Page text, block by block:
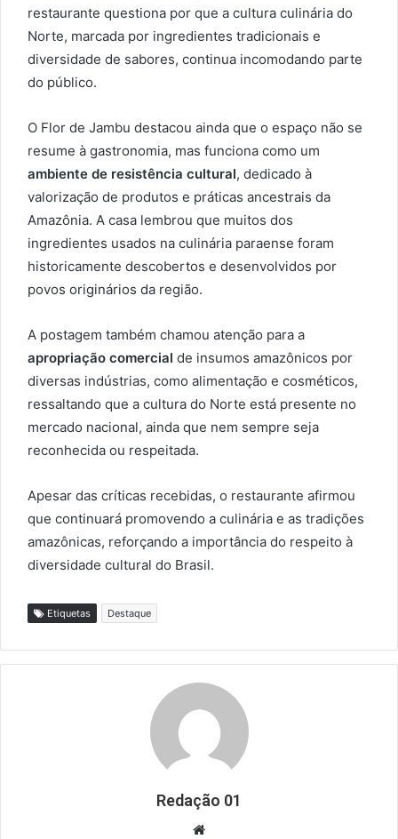
restaurante questiona por que a cultura culinária do
Norte, marcada por ingredientes tradicionais e
diversidade de sabores, continua incomodando parte
do público.
O Flor de Jambu destacou ainda que o espaço não se
resume à gastronomia, mas funciona como um
ambiente de resistência cultural, dedicado à
valorização de produtos e práticas ancestrais da
Amazônia. A casa lembrou que muitos dos
ingredientes usados na culinária paraense foram
historicamente descobertos e desenvolvidos por
povos originários da região.
A postagem também chamou atenção para a
apropriação comercial de insumos amazônicos por
diversas indústrias, como alimentação e cosméticos,
ressaltando que a cultura do Norte está presente no
mercado nacional, ainda que nem sempre seja
reconhecida ou respeitada.
Apesar das críticas recebidas, o restaurante afirmou
que continuará promovendo a culinária e as tradições
amazônicas, reforçando a importância do respeito à
diversidade cultural do Brasil.
Etiquetas Destaque
Redação 01
Website